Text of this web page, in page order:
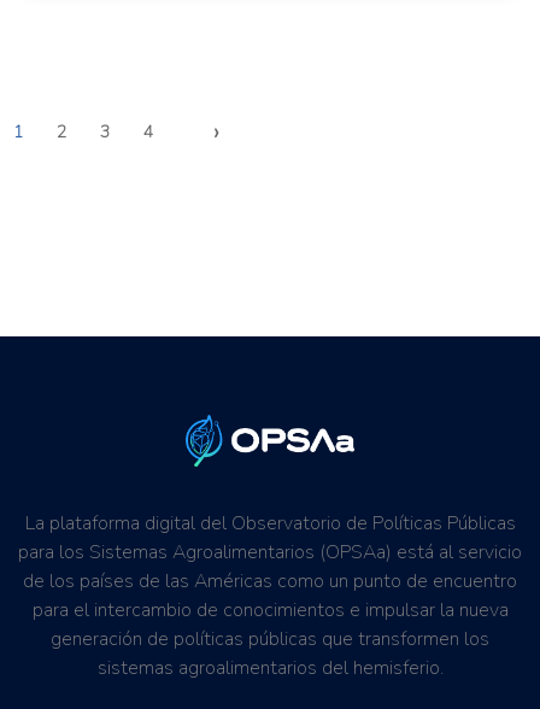
1 2 3 4 ›
La plataforma digital del Observatorio de Políticas Públicas
para los Sistemas Agroalimentarios (OPSAa) está al servicio
de los países de las Américas como un punto de encuentro
para el intercambio de conocimientos e impulsar la nueva
generación de políticas públicas que transformen los
sistemas agroalimentarios del hemisferio.